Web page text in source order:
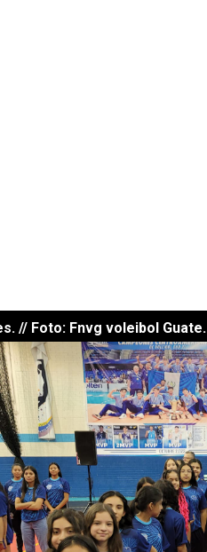
// Foto: Fnvg voleibol Guate.